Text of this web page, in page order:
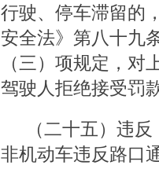
行驶、停车滞留的
安全法》第八十九
（三）项规定，对
驾驶人拒绝接受罚
（二十五）违
非机动车违反路口